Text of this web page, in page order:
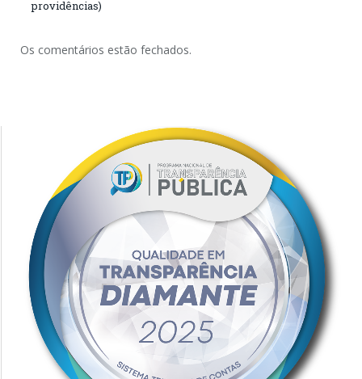
providências)
Os comentários estão fechados.